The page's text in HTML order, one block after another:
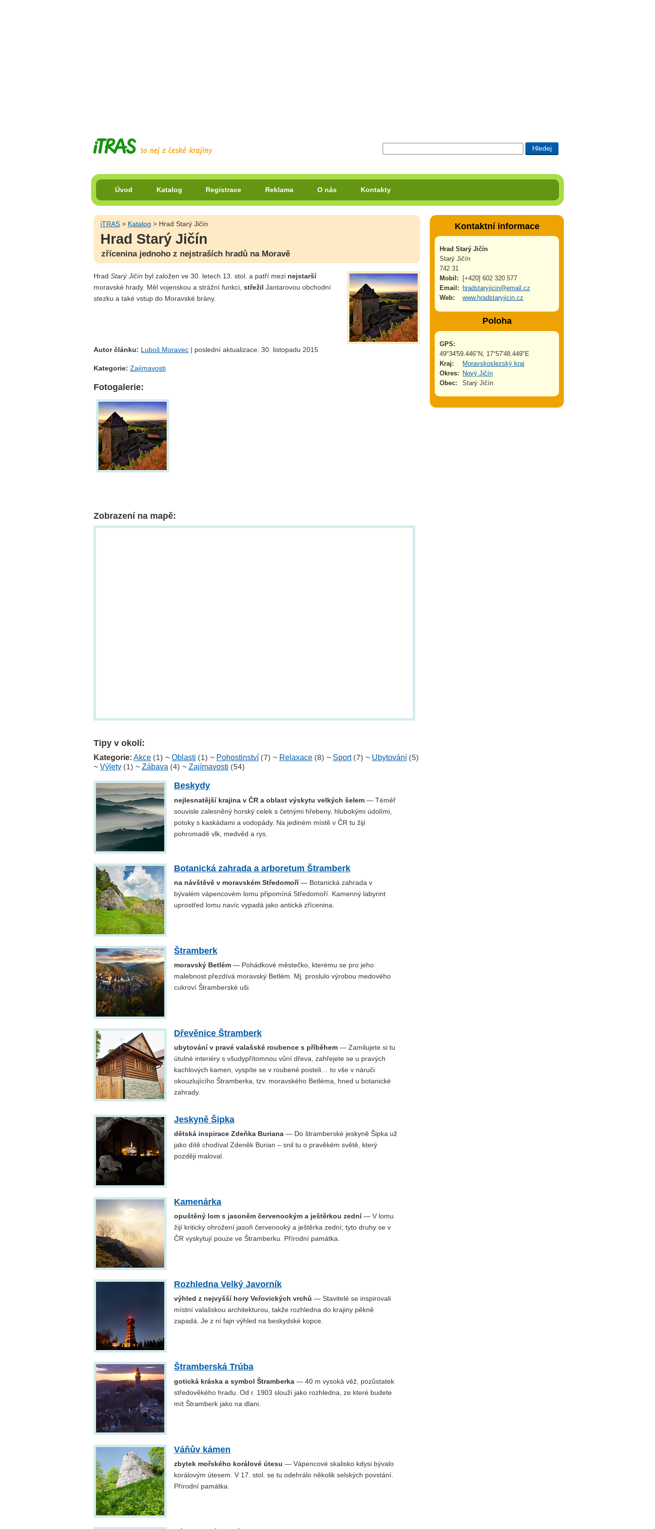
Úvod Katalog Registrace Reklama O nás Kontakty
iTRAS > Katalog > Hrad Starý Jičín
Hrad Starý Jičín
zřícenina jednoho z nejstraších hradů na Moravě
Hrad Starý Jičín byl založen ve 30. letech 13. stol. a patří mezi nejstarší
moravské hrady. Měl vojenskou a strážní funkci, střežil Jantarovou obchodní
stezku a také vstup do Moravské brány.
Autor článku: Luboš Moravec | poslední aktualizace: 30. listopadu 2015
Kategorie: Zajímavosti
Fotogalerie:
Zobrazení na mapě:
Tipy v okolí:
Kategorie: Akce (1) ~ Oblasti (1) ~ Pohostinství (7) ~ Relaxace (8) ~ Sport (7) ~ Ubytování (5)
~ Výlety (1) ~ Zábava (4) ~ Zajímavosti (54)
Beskydy
nejlesnatější krajina v ČR a oblast výskytu velkých šelem — Téměř
souvisle zalesněný horský celek s četnými hřebeny, hlubokými údolími,
potoky s kaskádami a vodopády. Na jediném místě v ČR tu žijí
pohromadě vlk, medvěd a rys.
Botanická zahrada a arboretum Štramberk
na návštěvě v moravském Středomoří— Botanická zahrada v
bývalém vápencovém lomu připomíná Středomoří. Kamenný labyrint
uprostřed lomu navíc vypadá jako antická zřícenina.
Štramberk
moravský Betlém — Pohádkové městečko, kterému se pro jeho
malebnost přezdívá moravský Betlém. Mj. proslulo výrobou medového
cukroví Štramberské uši.
Dřevěnice Štramberk
ubytování v pravé valašské roubence s příběhem — Zamilujete si tu
útulné interiéry s všudypřítomnou vůní dřeva, zahřejete se u pravých
kachlových kamen, vyspíte se v roubené posteli… to vše v náruči
okouzlujícího Štramberka, tzv. moravského Betléma, hned u botanické
zahrady.
Jeskyně Šipka
dětská inspirace Zdeňka Buriana — Do štramberské jeskyně Šipka už
jako dítě chodíval Zdeněk Burian – snil tu o pravěkém světě, který
později maloval.
Kamenárka
opuštěný lom s jasoněm červenookým a ještěrkou zední— V lomu
žijí kriticky ohrožení jasoň červenooký a ještěrka zední; tyto druhy se v
ČR vyskytují pouze ve Štramberku. Přírodní památka.
Rozhledna Velký Javorník
výhled z nejvyšší hory Veřovických vrchů — Stavitelé se inspirovali
místní valašskou architekturou, takže rozhledna do krajiny pěkně
zapadá. Je z ní fajn výhled na beskydské kopce.
Štramberská Trúba
gotická kráska a symbol Štramberka — 40 m vysoká věž, pozůstatek
středověkého hradu. Od r. 1903 slouží jako rozhledna, ze které budete
mít Štramberk jako na dlani.
Váňův kámen
zbytek mořského korálové útesu — Vápencové skalisko kdysi bývalo
korálovým útesem. V 17. stol. se tu odehrálo několik selských povstání.
Přírodní památka.
Kontaktní informace
Hrad Starý Jičín
Starý Jičín
742 31
Mobil:
[+420] 602 320 577
Email:
hradstaryjicin@email.cz
Web:
www.hradstaryjicin.cz
Poloha
GPS:
49°34'59.446"N, 17°57'48.449"E
Kraj:
Moravskoslezský kraj
Okres:
Nový Jičín
Obec:
Starý Jičín